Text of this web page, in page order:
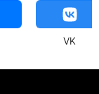
VK